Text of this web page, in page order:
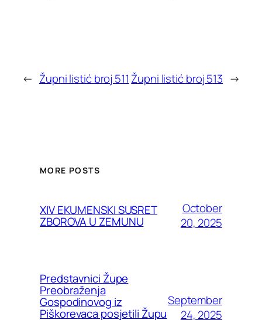
← Župni listić broj 511 Župni listić broj 513 →
MORE POSTS
XIV EKUMENSKI SUSRET
ZBOROVA U ZEMUNU
October
20, 2025
Predstavnici Župe
Preobraženja
Gospodinovog iz
Piškorevaca posjetili Župu
September
24, 2025